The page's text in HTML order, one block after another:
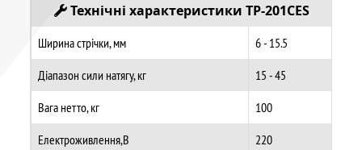
Технічні характеристики TP-201CES
Ширина стрічки, мм
6 - 15.5
Діапазон сили натягу, кг
15 - 45
Вага нетто, кг
100
Електроживлення,В
220